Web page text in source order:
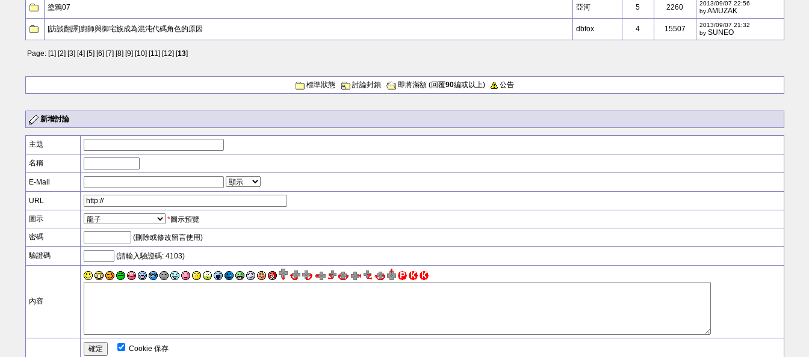
塗鴉07 亞河 5 2260
2013/09/07 22:56
by AMUZAK
[訪談翻譯]廚師與御宅族成為混沌代碼角色的原因 dbfox 4 15507
2013/09/07 21:32
by SUNEO
Page: [1] [2] [3] [4] [5] [6] [7] [8] [9] [10] [11] [12] [13]
標準狀態 討論封鎖 即將滿額 (回覆90編或以上) 公告
新增討論
主題
名稱
E-Mail
URL
圖示 *圖示預覽
密碼 (刪除或修改留言使用)
驗證碼 (請輸入驗證碼: 4103)
內容
Cookie 保存